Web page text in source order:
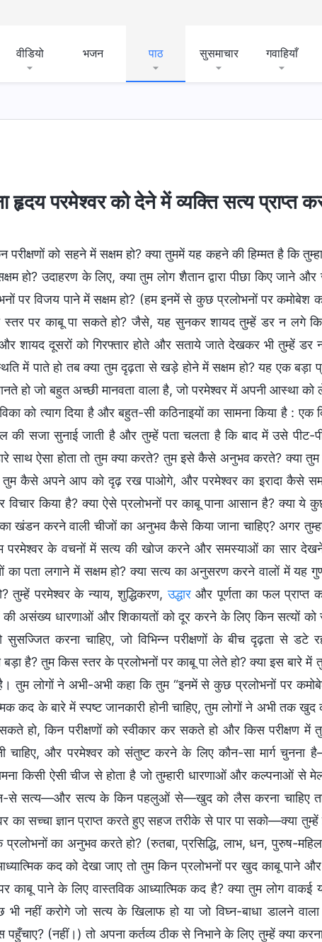
वीडियो भजन पाठ सुसमाचार गवाहियाँ
हृदय परमेश्वर को देने में व्यक्ति सत्य प्राप्त
को सहने में सक्षम हो? क्या तुममें यह कहने की हिम्मत है कि
हो? उदाहरण के लिए, क्या तुम लोग शैतान द्वारा पीछा किए जाने
पर विजय पाने में सक्षम हो? (हम इनमें से कुछ प्रलोभनों पर
पर काबू पा सकते हो? जैसे, यह सुनकर शायद तुम्हें डर न लगे कि
और शायद दूसरों को गिरफ्तार होते और सताये जाते देखकर भी तुम्हें
में पाते हो तब क्या तुम दृढ़ता से खड़े होने में सक्षम हो? यह एक बड़ा
हो जो बहुत अच्छी मानवता वाला है, जो परमेश्वर में अपनी आस्था
को त्याग दिया है और बहुत-सी कठिनाइयों का सामना किया है :
सजा सुनाई जाती है और तुम्हें पता चलता है कि बाद में उसे पीट-
साथ ऐसा होता तो तुम क्या करते? तुम इसे कैसे अनुभव करते? क्या
तुम कैसे अपने आप को दृढ़ रख पाओगे, और परमेश्वर का इरादा कैसे
विचार किया है? क्या ऐसे प्रलोभनों पर काबू पाना आसान है? क्या
खंडन करने वाली चीजों का अनुभव कैसे किया जाना चाहिए? अगर
परमेश्वर के वचनों में सत्य की खोज करने और समस्याओं का सार
का पता लगाने में सक्षम हो? क्या सत्य का अनुसरण करने वालों में यह
तुम्हें परमेश्वर के न्याय, शुद्धिकरण,उद्धारऔर पूर्णता का फल प्राप्त
की असंख्य धारणाओं और शिकायतों को दूर करने के लिए किन सत्यों
करना चाहिए, जो विभिन्न परीक्षणों के बीच दृढ़ता से डटे
है? तुम किस स्तर के प्रलोभनों पर काबू पा लेते हो? क्या इस बारे में
तुम लोगों ने अभी-अभी कहा कि तुम “इनमें से कुछ प्रलोभनों पर
कद के बारे में स्पष्ट जानकारी होनी चाहिए, तुम लोगों ने अभी तक
हो, किन परीक्षणों को स्वीकार कर सकते हो और किस परीक्षण में
चाहिए, और परमेश्वर को संतुष्ट करने के लिए कौन-सा मार्ग चुनना
किसी ऐसी चीज से होता है जो तुम्हारी धारणाओं और कल्पनाओं
से सत्य—और सत्य के किन पहलुओं से—खुद को लैस करना चाहिए
का सच्चा ज्ञान प्राप्त करते हुए सहज तरीके से पार पा सको—क्या
प्रलोभनों का अनुभव करते हो? (रुतबा, प्रसिद्धि, लाभ, धन, पुरुष-
कद को देखा जाए तो तुम किन प्रलोभनों पर खुद काबू पाने
काबू पाने के लिए वास्तविक आध्यात्मिक कद है? क्या तुम लोग वाकई
नहीं करोगे जो सत्य के खिलाफ हो या जो विघ्न-बाधा डालने वाला
(नहीं।) तो अपना कर्तव्य ठीक से निभाने के लिए तुम्हें क्या